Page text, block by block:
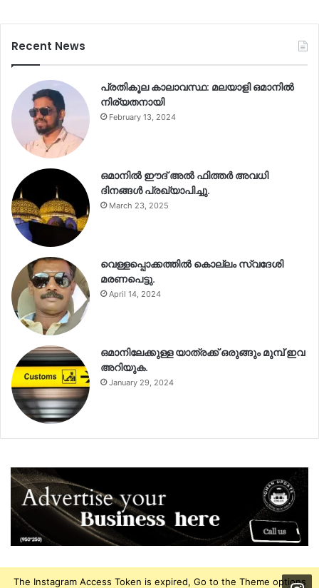
Recent News
പ്രതികൂല കാലാവസ്ഥ: മലയാളി ഒമാനിൽ
നിര്യതനായി
February 13, 2024
ഒമാനിൽ ഈദ് അൽ ഫിത്തർ അവധി
ദിനങ്ങൾ പ്രഖ്യാപിച്ചു.
March 23, 2025
വെള്ളപ്പൊക്കത്തിൽ കൊല്ലം സ്വദേശി
മരണപെട്ടു.
April 14, 2024
ഒമാനിലേക്കുള്ള യാത്രക്ക് ഒരുങ്ങും മുമ്പ് ഇവ
അറിയുക.
January 29, 2024
The Instagram Access Token is expired, Go to the Theme options